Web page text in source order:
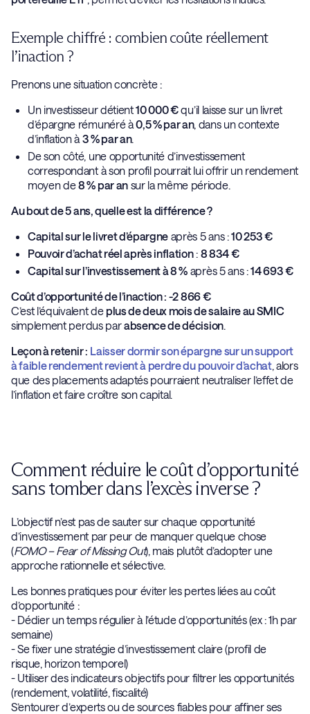
Exemple chiffré : combien coûte réellement
l’inaction ?
Prenons une situation concrète :
Un investisseur détient10 000 €qu’il laisse sur un livret
d’épargne rémunéré à0,5 % par an, dans un contexte
d’inflation à 3 % par an.
De son côté, une opportunité d’investissement
correspondant à son profil pourrait lui offrir un rendement
moyen de8 % par ansur la même période.
Au bout de 5 ans, quelle est la différence ?
Capital sur le livret d’épargne après 5 ans :10 253 €
Pouvoir d’achat réel après inflation: 8 834 €
Capital sur l’investissement à 8 % après 5 ans :14 693 €
Coût d’opportunité de l’inaction : -2 866 €
C’est l’équivalent de plus de deux mois de salaire au SMIC
simplement perdus parabsence de décision.
Leçon à retenir : Laisser dormir son épargne sur un support
à faible rendement revient à perdre du pouvoir d’achat, alors
que des placements adaptés pourraient neutraliser l’effet de
l’inflation et faire croître son capital.
Comment réduire le coût d’opportunité
sans tomber dans l’excès inverse ?
L’objectif n’est pas de sauter sur chaque opportunité
d’investissement par peur de manquer quelque chose
(FOMO – Fear of Missing Out), mais plutôt d’adopter une
approche rationnelle et sélective.
Les bonnes pratiques pour éviter les pertes liées au coût
d’opportunité :
- Dédier un temps régulier à l’étude d’opportunités (ex : 1h par
semaine)
- Se fixer une stratégie d’investissement claire (profil de
risque, horizon temporel)
- Utiliser des indicateurs objectifs pour filtrer les opportunités
(rendement, volatilité, fiscalité)
S’entourer d’experts ou de sources fiables pour affiner ses